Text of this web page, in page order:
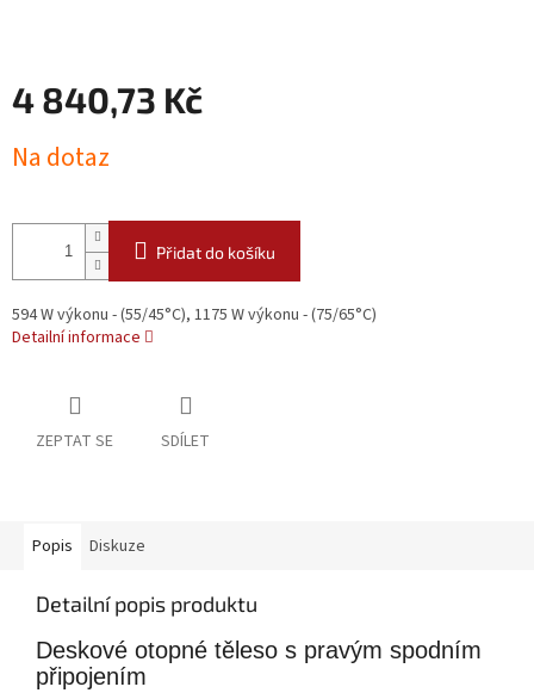
4 840,73 Kč
cena:
Na dotaz
Přidat do košíku
594 W výkonu - (55/45°C), 1175 W výkonu - (75/65°C)
Detailní informace
ZEPTAT SE SDÍLET
Popis Diskuze
Detailní popis produktu
Deskové otopné těleso s pravým spodním
připojením